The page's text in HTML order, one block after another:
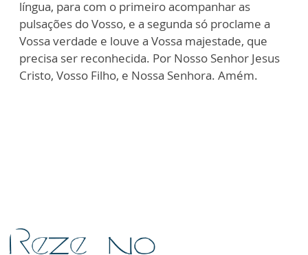
língua, para com o primeiro acompanhar as
pulsações do Vosso, e a segunda só proclame a
Vossa verdade e louve a Vossa majestade, que
precisa ser reconhecida. Por Nosso Senhor Jesus
Cristo, Vosso Filho, e Nossa Senhora. Amém.